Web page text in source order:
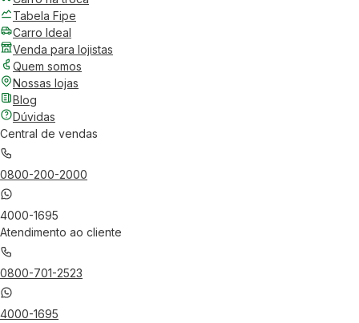
Tabela Fipe
Carro Ideal
Venda para lojistas
Quem somos
Nossas lojas
Blog
Dúvidas
Central de vendas
0800-200-2000
4000-1695
Atendimento ao cliente
0800-701-2523
4000-1695